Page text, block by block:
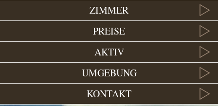
ZIMMER
PREISE
AKTIV
UMGEBUNG
KONTAKT